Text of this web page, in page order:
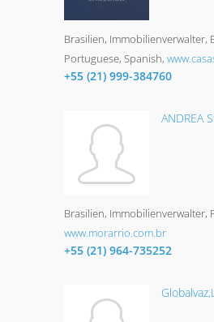
Brasilien Immobilienverwalter
Portuguese, Spanish
+55 (21) 999-384760
ANDREA
Brasilien Immobilienverwalter
www.morarrio.com.br
+55 (21) 964-735252